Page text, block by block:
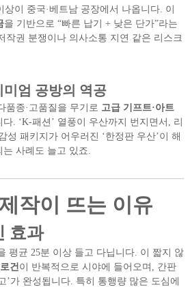
이 중국·베트남 공장에서 나옵니다. 이
을 기반으로 “빠른 납기 + 낮은 단가”라는
작권 분쟁이나 의사소통 지연 같은 리스크
미엄 공방의 역공
품종·고품질을 무기로 고급 기프트·아트
. ‘K-패션’ 열풍이 우산까지 번지면서, 리
성 패키지가 어우러진 ‘한정판 우산’이 해
사례도 늘고 있죠.
작이 뜨는 이유
효과
평균 25분 이상 들고 다닙니다. 이 짧지 않
건이 반복적으로 시야에 들어오며, 간판
’가 완성됩니다. 특히 통행량 많은 도심에